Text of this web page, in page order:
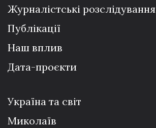
Журналістські розслідування
Публікації
Наш вплив
Дата-проєкти
Україна та світ
Миколаїв